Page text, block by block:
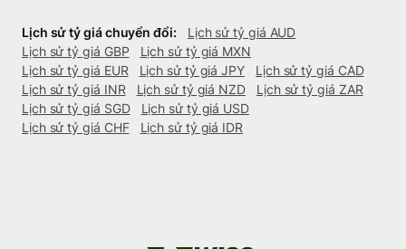
Lịch sử tỷ giá chuyển đổi:
Lịch sử tỷ giá AUD
Lịch sử tỷ giá GBP
Lịch sử tỷ giá MXN
Lịch sử tỷ giá EUR
Lịch sử tỷ giá JPY
Lịch sử tỷ giá CAD
Lịch sử tỷ giá INR
Lịch sử tỷ giá NZD
Lịch sử tỷ giá ZAR
Lịch sử tỷ giá SGD
Lịch sử tỷ giá USD
Lịch sử tỷ giá CHF
Lịch sử tỷ giá IDR